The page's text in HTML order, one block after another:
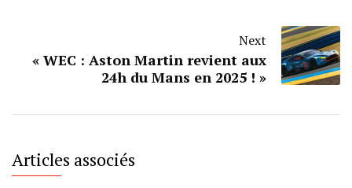
Next
« WEC : Aston Martin revient aux
24h du Mans en 2025 ! »
Articles associés